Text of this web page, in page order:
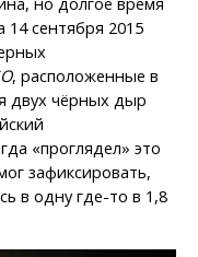
сентября 2015
, расположенные в
двух чёрных дыр
«проглядел» это
зафиксировать,
в одну где-то в 1,8